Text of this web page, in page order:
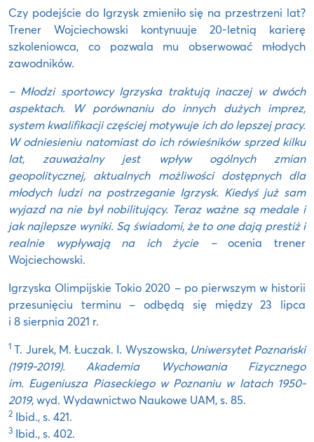
Czy podejście do Igrzysk zmieniło się na przestrzeni lat?
Trener Wojciechowski kontynuuje 20-letnią karierę
szkoleniowca, co pozwala mu obserwować młodych
zawodników.
– Młodzi sportowcy Igrzyska traktują inaczej w dwóch
aspektach. W porównaniu do innych dużych imprez,
system kwalifikacji częściej motywuje ich do lepszej pracy.
W odniesieniu natomiast do ich rówieśników sprzed kilku
lat, zauważalny jest wpływ ogólnych zmian
geopolitycznej, aktualnych możliwości dostępnych dla
młodych ludzi na postrzeganie Igrzysk. Kiedyś już sam
wyjazd na nie był nobilitujący. Teraz ważne są medale i
jak najlepsze wyniki. Są świadomi, że to one dają prestiż i
realnie wypływają na ich życie –ocenia trener
Wojciechowski.
Igrzyska Olimpijskie Tokio 2020 – po pierwszym w historii
przesunięciu terminu – odbędą się między 23 lipca
i 8 sierpnia 2021 r.
1 T. Jurek, M. Łuczak. I. Wyszowska, Uniwersytet Poznański
(1919-2019). Akademia Wychowania Fizycznego
im. Eugeniusza Piaseckiego w Poznaniu w latach 1950-
2019, wyd. Wydawnictwo Naukowe UAM, s. 85.
2 Ibid., s. 421.
3 Ibid., s. 402.